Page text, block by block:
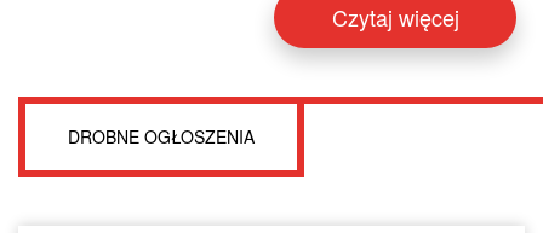
Czytaj więcej
DROBNE OGŁOSZENIA